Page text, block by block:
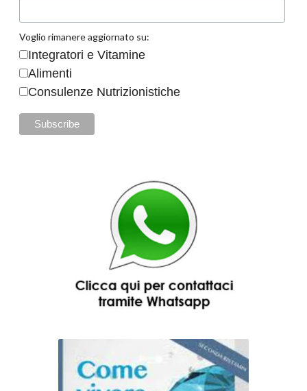
Voglio rimanere aggiornato su:
Integratori e Vitamine
Alimenti
Consulenze Nutrizionistiche